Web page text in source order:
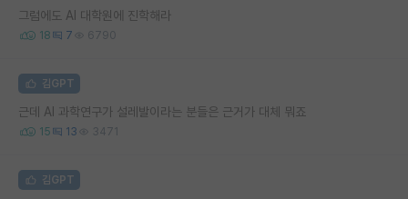
그럼에도 AI 대학원에 진학해라
18 7 6790
김GPT
근데 AI 과학연구가 설레발이라는 분들은 근거가 대체 뭐죠
15 13 3471
김GPT